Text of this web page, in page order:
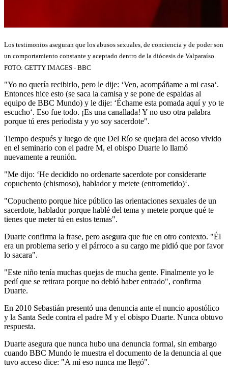
Los testimonios aseguran que los abusos sexuales, de conciencia y de poder son
un comportamiento constante y aceptado dentro de la diócesis de Valparaíso.
FOTO: GETTY IMAGES - BBC
"Yo no quería recibirlo, pero le dije: ‘Ven, acompáñame a mi casa‘.
Entonces hice esto (se saca la camisa y se pone de espaldas al
equipo de BBC Mundo) y le dije: ‘Échame esta pomada aquí y yo te
escucho‘. Eso fue todo. ¡Es una canallada! Y no uso otra palabra
porque tú eres periodista y yo soy sacerdote".
Tiempo después y luego de que Del Río se quejara del acoso vivido
en el seminario con el padre M, el obispo Duarte lo llamó
nuevamente a reunión.
"Me dijo: ‘He decidido no ordenarte sacerdote por considerarte
copuchento (chismoso), hablador y metete (entrometido)‘.
"Copuchento porque hice público las orientaciones sexuales de un
sacerdote, hablador porque hablé del tema y metete porque qué te
tienes que meter tú en estos temas".
Duarte confirma la frase, pero asegura que fue en otro contexto. "Él
era un problema serio y el párroco a su cargo me pidió que por favor
lo sacara".
"Este niño tenía muchas quejas de mucha gente. Finalmente yo le
pedí que se retirara porque no debió haber entrado", confirma
Duarte.
En 2010 Sebastián presentó una denuncia ante el nuncio apostólico
y la Santa Sede contra el padre M y el obispo Duarte. Nunca obtuvo
respuesta.
Duarte asegura que nunca hubo una denuncia formal, sin embargo
cuando BBC Mundo le muestra el documento de la denuncia al que
tuvo acceso dice: "A mí eso nunca me llegó".